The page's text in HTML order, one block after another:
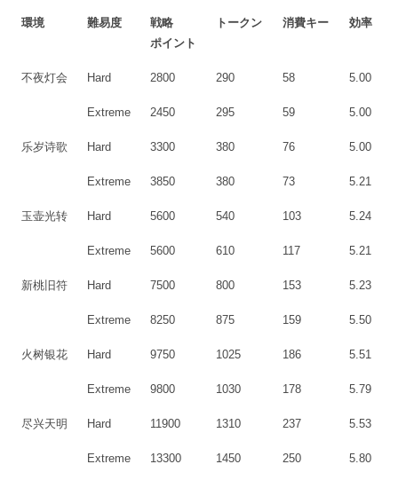
環境 難易度
戦略
ポイント
トークン 消費キー 効率
不夜灯会 Hard 2800 290 58 5.00
Extreme 2450 295 59 5.00
乐岁诗歌 Hard 3300 380 76 5.00
Extreme 3850 380 73 5.21
玉壶光转 Hard 5600 540 103 5.24
Extreme 5600 610 117 5.21
新桃旧符 Hard 7500 800 153 5.23
Extreme 8250 875 159 5.50
火树银花 Hard 9750 1025 186 5.51
Extreme 9800 1030 178 5.79
尽兴天明 Hard 11900 1310 237 5.53
Extreme 13300 1450 250 5.80